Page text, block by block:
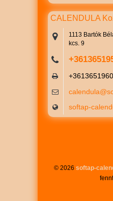
CALENDULA
1113 Bartók
kcs. 9
+3613651960
softap-
© 2026 softap-